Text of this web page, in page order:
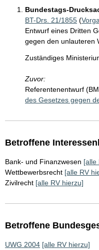
Bundestags-
BT-Drs. 21/1855 (
Entwurf eines Dritten
gegen den unlauteren
Zuständiges
Zuvor:
Referentenentwurf
des Gesetzes gegen
Betroffene
Bank- und Finanzwesen [alle
Wettbewerbsrecht [alle RV
Zivilrecht [alle RV hierzu]
Betroffene
UWG 2004 [alle RV hierzu]